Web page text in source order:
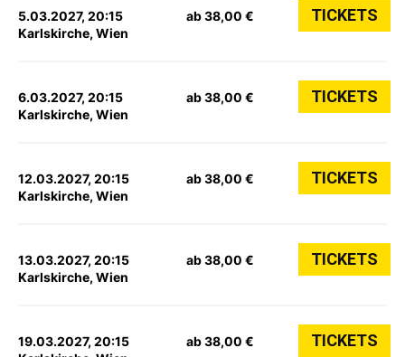
5.03.2027, 20:15
Karlskirche, Wien
ab 38,00 € TICKETS
6.03.2027, 20:15
Karlskirche, Wien
ab 38,00 € TICKETS
12.03.2027, 20:15
Karlskirche, Wien
ab 38,00 € TICKETS
13.03.2027, 20:15
Karlskirche, Wien
ab 38,00 € TICKETS
19.03.2027, 20:15
ab 38,00 € TICKETS